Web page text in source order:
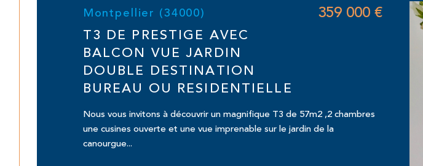
Montpellier (34000)
T3 DE PRESTIGE AVEC
BALCON VUE JARDIN
DOUBLE DESTINATION
BUREAU OU RESIDENTIELLE
359 000 €
Nous vous invitons à découvrir un magnifique T3 de 57m2 ,2 chambres
une cusines ouverte et une vue imprenable sur le jardin de la
canourgue...